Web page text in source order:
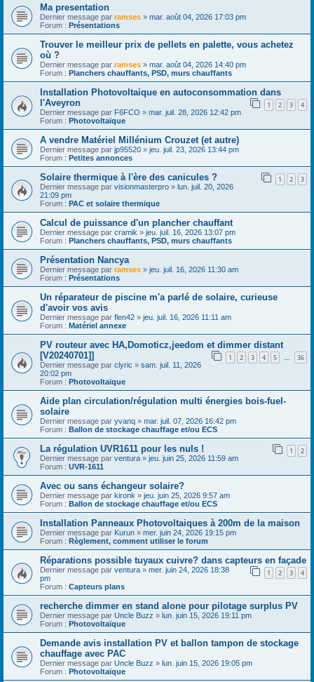
Ma presentation
Dernier message par ramses » mar. août 04, 2026 17:03 pm
Forum : Présentations
Trouver le meilleur prix de pellets en palette, vous achetez
où ?
Dernier message par ramses » mar. août 04, 2026 14:40 pm
Forum : Planchers chauffants, PSD, murs chauffants
Installation Photovoltaique en autoconsommation dans
l'Aveyron
1 2 3 4
Dernier message par F6FCO » mar. juil. 28, 2026 12:42 pm
Forum : Photovoltaïque
A vendre Matériel Millénium Crouzet (et autre)
Dernier message par jp95520 » jeu. juil. 23, 2026 13:44 pm
Forum : Petites annonces
Solaire thermique à l'ère des canicules ? 1 2 3
Dernier message par visionmasterpro » lun. juil. 20, 2026
21:09 pm
Forum : PAC et solaire thermique
Calcul de puissance d'un plancher chauffant
Dernier message par cramik » jeu. juil. 16, 2026 13:07 pm
Forum : Planchers chauffants, PSD, murs chauffants
Présentation Nancya
Dernier message par ramses » jeu. juil. 16, 2026 11:30 am
Forum : Présentations
Un réparateur de piscine m'a parlé de solaire, curieuse
d'avoir vos avis
Dernier message par flen42 » jeu. juil. 16, 2026 11:11 am
Forum : Matériel annexe
PV routeur avec HA,Domoticz,jeedom et dimmer distant
[V20240701]]
1 2 3 4 5 … 36
Dernier message par clyric » sam. juil. 11, 2026
20:02 pm
Forum : Photovoltaïque
Aide plan circulation/régulation multi énergies bois-fuel-
solaire
Dernier message par yvanq » mar. juil. 07, 2026 16:42 pm
Forum : Ballon de stockage chauffage et/ou ECS
La régulation UVR1611 pour les nuls ! 1 2
Dernier message par ventura » jeu. juin 25, 2026 11:59 am
Forum : UVR-1611
Avec ou sans échangeur solaire?
Dernier message par kironk » jeu. juin 25, 2026 9:57 am
Forum : Ballon de stockage chauffage et/ou ECS
Installation Panneaux Photovoltaiques à 200m de la maison
Dernier message par Kurun » mer. juin 24, 2026 19:15 pm
Forum : Règlement, comment utiliser le forum
Réparations possible tuyaux cuivre? dans capteurs en façade
1 2 3 4
Dernier message par ventura » mer. juin 24, 2026 18:38
pm
Forum : Capteurs plans
recherche dimmer en stand alone pour pilotage surplus PV
Dernier message par Uncle Buzz » lun. juin 15, 2026 19:11 pm
Forum : Photovoltaïque
Demande avis installation PV et ballon tampon de stockage
chauffage avec PAC
Dernier message par Uncle Buzz » lun. juin 15, 2026 19:05 pm
Forum : Photovoltaïque